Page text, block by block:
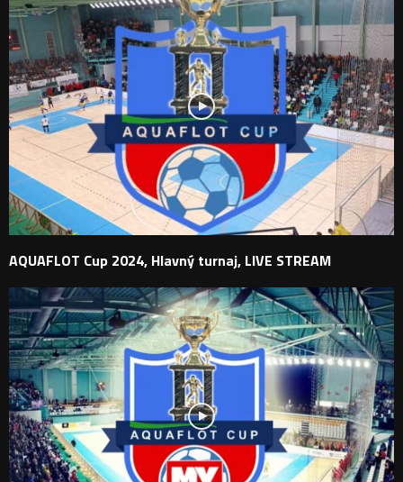
AQUAFLOT Cup 2024, Hlavný turnaj, LIVE STREAM